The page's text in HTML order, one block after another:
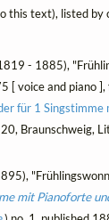
this text), listed by
- 1885),
[ voice and piano ],
für 1 Singstimme
20, Braunschweig,
mit Pianoforte